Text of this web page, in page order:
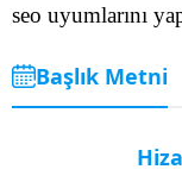
seo uyumlarını
Başlık Metni